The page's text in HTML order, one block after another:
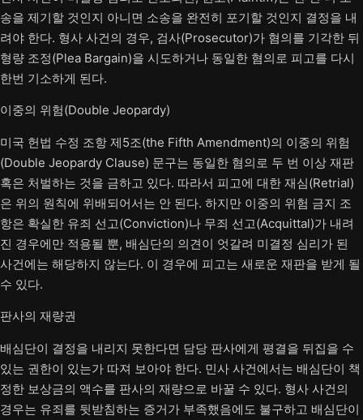
송을 제기할 것인지 아니면 소송을 완전히 포기할 것인지 결정을 내
려야 한다. 형사 사건의 경우, 검사(Prosecutor)가 혐의를 기각한 뒤
형량 조정(Plea Bargain)을 시도하거나 동일한 혐의로 피고를 다시
한번 기소하게 된다.
이중의 위험(Double Jeopardy)
미국 헌법 수정 조항 제5조(the Fifth Amendment)의 이중의 위험
(Double Jeopardy Clause) 문구는 동일한 혐의로 두 번 이상 재판
혹은 처벌하는 것을 금하고 있다. 따라서 피고에 대한 재심(Retrial)
은 위의 원칙에 위배되어서는 안 된다. 하지만 이중의 위험 금지 조
항은 확실한 유죄 선고(Conviction)나 무죄 선고(Acquittal)가 내려
진 경우에만 적용될 뿐, 배심단의 의견이 엇갈려 미결정 심리가 된
사건에는 해당하지 않는다. 이 경우에 피고는 새로운 재판을 받게 될
수 있다.
판사의 재량권
배심단이 결정을 내리지 못한다면 담당 판사에게 평결을 뒤집을 수
있는 권한이 있는가 따져 보아야 한다. 민사 사건에서는 배심단이 책
정한 보상금의 액수를 판사의 재량으로 바꿀 수 있다. 형사 사건의
경우는 유죄를 뒷받침하는 증거가 부족했음에도 불구하고 배심단이